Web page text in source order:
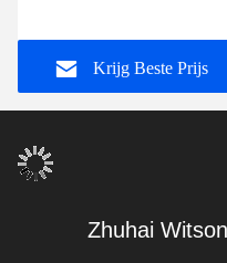
Megane 4 de Amulet
2016-2019 van Samsung
Koleos
Krijg Beste Prijs
Zhuhai